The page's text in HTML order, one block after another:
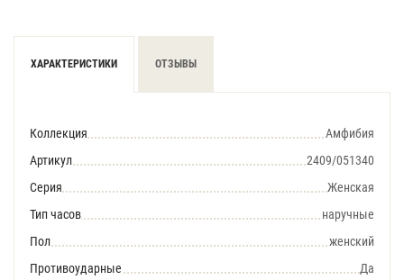
ХАРАКТЕРИСТИКИ ОТЗЫВЫ
Коллекция
Амфибия
Артикул
2409/051340
Серия
Женская
Тип часов
наручные
Пол
женский
Противоударные
Да